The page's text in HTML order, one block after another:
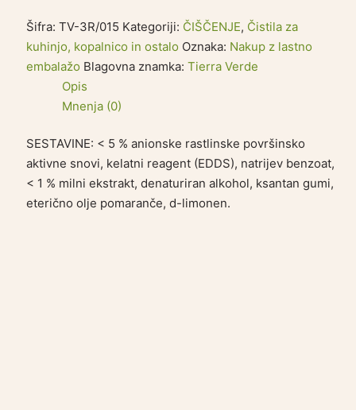
Šifra:TV-3R/015 Kategoriji: ČIŠČENJE, Čistila za
kuhinjo, kopalnico in ostalo Oznaka: Nakup z lastno
embalažo Blagovna znamka:Tierra Verde
Opis
Mnenja (0)
SESTAVINE: < 5 % anionske rastlinske površinsko
aktivne snovi, kelatni reagent (EDDS), natrijev benzoat,
< 1 % milni ekstrakt, denaturiran alkohol, ksantan gumi,
eterično olje pomaranče, d-limonen.